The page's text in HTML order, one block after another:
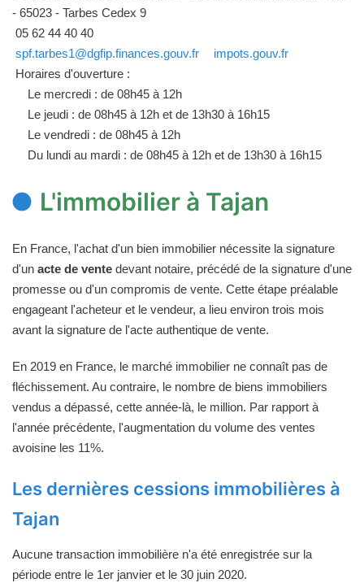
- 65023 - Tarbes Cedex 9
05 62 44 40 40
spf.tarbes1@dgfip.finances.gouv.fr
impots.gouv.fr
Horaires d'ouverture :
Le mercredi : de 08h45 à 12h
Le jeudi : de 08h45 à 12h et de 13h30 à 16h15
Le vendredi : de 08h45 à 12h
Du lundi au mardi : de 08h45 à 12h et de 13h30 à 16h15
L'immobilier à Tajan
En France, l'achat d'un bien immobilier nécessite la signature
d'un acte de vente devant notaire, précédé de la signature d'une
promesse ou d'un compromis de vente. Cette étape préalable
engageant l'acheteur et le vendeur, a lieu environ trois mois
avant la signature de l'acte authentique de vente.
En 2019 en France, le marché immobilier ne connaît pas de
fléchissement. Au contraire, le nombre de biens immobiliers
vendus a dépassé, cette année-là, le million. Par rapport à
l'année précédente, l'augmentation du volume des ventes
avoisine les 11%.
Les dernières cessions immobilières à
Tajan
Aucune transaction immobilière n'a été enregistrée sur la
période entre le 1er janvier et le 30 juin 2020.